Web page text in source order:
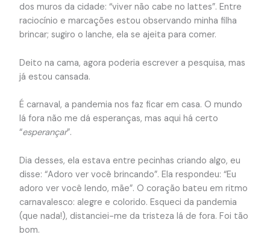
dos muros da cidade: “viver não cabe no lattes”. Entre
raciocínio e marcações estou observando minha filha
brincar; sugiro o lanche, ela se ajeita para comer.
Deito na cama, agora poderia escrever a pesquisa, mas
já estou cansada.
É carnaval, a pandemia nos faz ficar em casa. O mundo
lá fora não me dá esperanças, mas aqui há certo
“esperançar”.
Dia desses, ela estava entre pecinhas criando algo, eu
disse: “Adoro ver você brincando”. Ela respondeu: “Eu
adoro ver você lendo, mãe”. O coração bateu em ritmo
carnavalesco: alegre e colorido. Esqueci da pandemia
(que nada!), distanciei-me da tristeza lá de fora. Foi tão
bom.